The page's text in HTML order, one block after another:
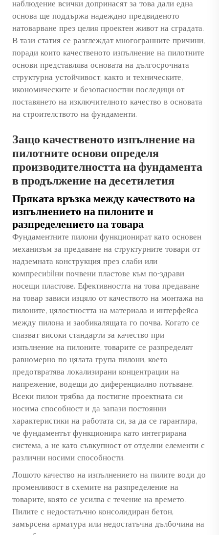
наблюдение всички допринасят за това дали една
основа ще поддържа надеждно предвиденото
натоварване през целия проектен живот на сградата.
В тази статия се разглеждат многогранните причини,
поради които качественото изпълнение на пилотните
основи представлява основата на дългосрочната
структурна устойчивост, както и техническите,
икономическите и безопасностни последици от
поставянето на изключителното качество в основата
на строителството на фундаменти.
Защо качественото изпълнение на
пилотните основи определя
производителността на фундамента
в продължение на десетилетия
Пряката връзка между качеството на
изпълнението на пилоните и
разпределението на товара
Фундаментните пилони функционират като основен
механизъм за предаване на структурните товари от
надземната конструкция през слаби или
компресиbilни почвени пластове към по-здрави
носещи пластове. Ефективността на това предаване
на товар зависи изцяло от качеството на монтажа на
пилоните, цялостността на материала и интерфейса
между пилона и заобикалящата го почва. Когато се
спазват високи стандарти за качество при
изпълнение на пилоните, товарите се разпределят
равномерно по цялата група пилони, което
предотвратява локализирани концентрации на
напрежение, водещи до диференциално потъване.
Всеки пилон трябва да постигне проектната си
носима способност и да запази постоянни
характеристики на работата си, за да се гарантира,
че фундаментът функционира като интегрирана
система, а не като съвкупност от отделни елементи с
различни носими способности.
Лошото качество на изпълнението на пилите води до
променливост в схемите на разпределение на
товарите, която се усилва с течение на времето.
Пилите с недостатъчно консолидиран бетон,
замърсена арматура или недостатъчна дълбочина на